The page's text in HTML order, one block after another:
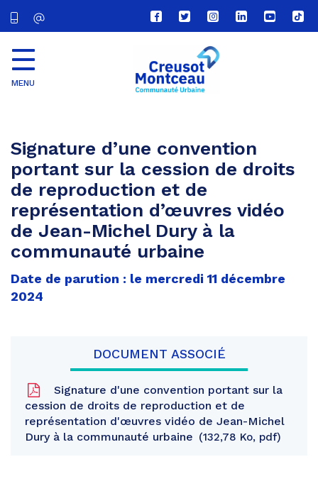
Lien
vers
compte
Facebook
Lien
vers
compte
Twitter
Lien
vers
le
compte
Lien
vers
Lien
vers
Lien
vers
MENU
Signature d’une convention
portant sur la cession de droits
de reproduction et de
représentation d’œuvres vidéo
de Jean-Michel Dury à la
communauté urbaine
Date de parution : le mercredi 11 décembre
2024
DOCUMENT ASSOCIÉ
Signature d'une convention portant sur la
cession de droits de reproduction et de
représentation d'œuvres vidéo de Jean-Michel
Dury à la communauté urbaine
132,78 Ko, pdf